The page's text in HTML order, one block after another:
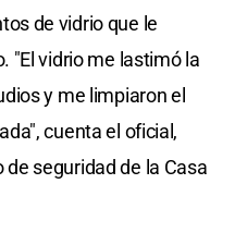
de vidrio que le
"El vidrio me lastimó la
y me limpiaron el
cuenta el oficial,
seguridad de la Casa